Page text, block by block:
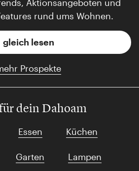
Aktionsangeboten und
rund ums Wohnen.
gleich lesen
Prospekte
dein Dahoam
Essen Küchen
Garten Lampen